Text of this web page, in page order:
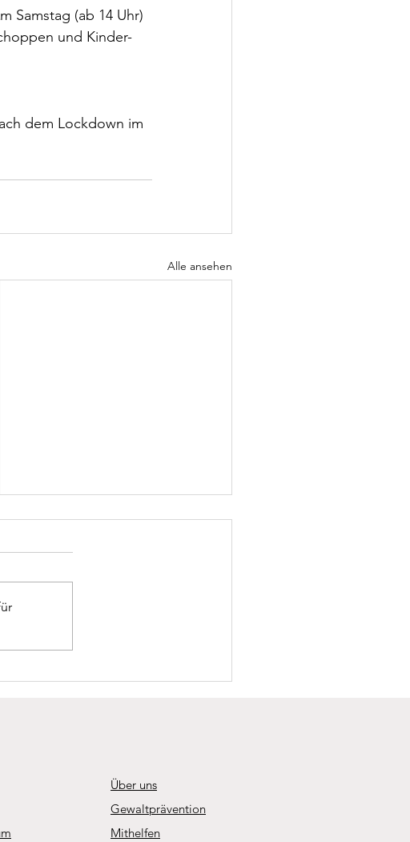
Samstag (ab 14 Uhr)
und Kinder-
dem Lockdown im
Alle ansehen
11. Juni: Wir feiern
Jahren
Über uns
Gewaltprävention
Mithelfen